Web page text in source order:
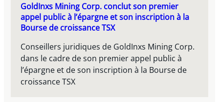
GoldInxs Mining Corp. conclut son premier
appel public à l’épargne et son inscription à la
Bourse de croissance TSX
Conseillers juridiques de GoldInxs Mining Corp.
dans le cadre de son premier appel public à
l’épargne et de son inscription à la Bourse de
croissance TSX